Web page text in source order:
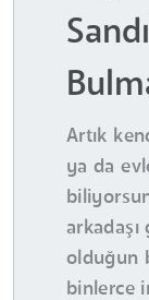
Artık
ya da
olduğun
binlerce